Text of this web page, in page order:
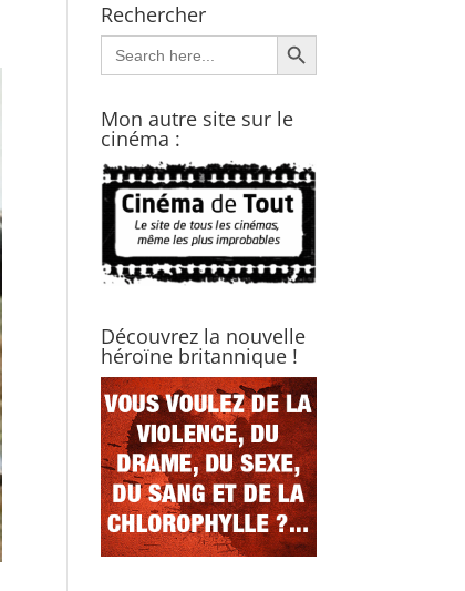
Rechercher
Search
for:
Search Button
Mon autre site sur le
cinéma :
Découvrez la nouvelle
héroïne britannique !